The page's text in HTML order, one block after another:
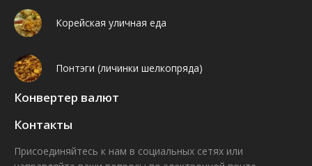
Корейская уличная еда
Понтэги (личинки шелкопряда)
Конвертер валют
Контакты
Присоединяйтесь к нам в социальных сетях или